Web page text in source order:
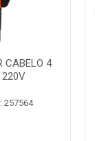
CABELO 4
220V
257564